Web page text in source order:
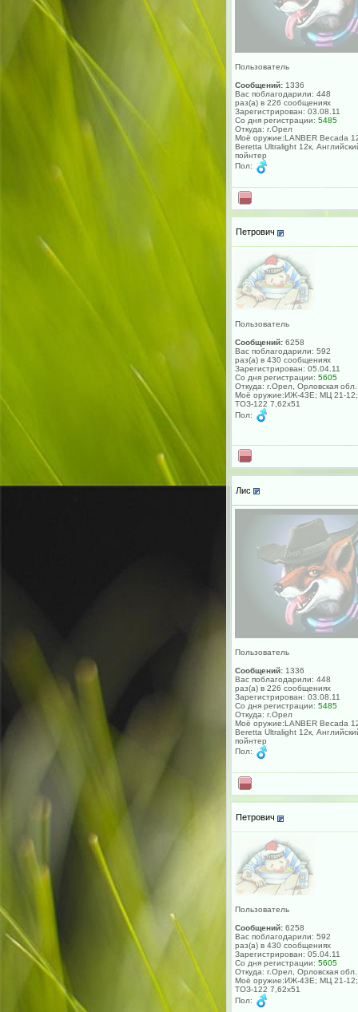
Пользователь
Сообщений: 1336
Вас поблагодарили: 448
раз(а) в 226 сообщениях
Зарегистрирован: 03.08.11
Со дня регистрации: 5485
Откуда: г.Орел
Моё оружие:LANBER Becada
Beretta Ultralight 12к,
пойнтер
Пол:
Петрович
Пользователь
Сообщений: 6258
Вас поблагодарили: 592
раз(а) в 430 сообщениях
Зарегистрирован: 05.04.11
Со дня регистрации: 5605
Откуда: г.Орел, Орловская
Моё оружие:ИЖ-43Е; МЦ 21-12;
ТОЗ-122 7,62х51
Пол:
Лис
Пользователь
Сообщений: 1336
Вас поблагодарили: 448
раз(а) в 226 сообщениях
Зарегистрирован: 03.08.11
Со дня регистрации: 5485
Откуда: г.Орел
Моё оружие:LANBER Becada
Beretta Ultralight 12к,
пойнтер
Пол:
Петрович
Пользователь
Сообщений: 6258
Вас поблагодарили: 592
раз(а) в 430 сообщениях
Зарегистрирован: 05.04.11
Со дня регистрации: 5605
Откуда: г.Орел, Орловская
Моё оружие:ИЖ-43Е; МЦ 21-12;
ТОЗ-122 7,62х51
Пол: